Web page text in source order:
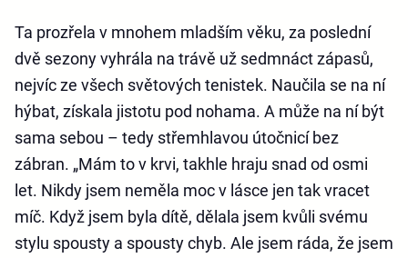
Ta prozřela v mnohem mladším věku, za poslední
dvě sezony vyhrála na trávě už sedmnáct zápasů,
nejvíc ze všech světových tenistek. Naučila se na ní
hýbat, získala jistotu pod nohama. A může na ní být
sama sebou – tedy střemhlavou útočnicí bez
zábran. „Mám to v krvi, takhle hraju snad od osmi
let. Nikdy jsem neměla moc v lásce jen tak vracet
míč. Když jsem byla dítě, dělala jsem kvůli svému
stylu spousty a spousty chyb. Ale jsem ráda, že jsem